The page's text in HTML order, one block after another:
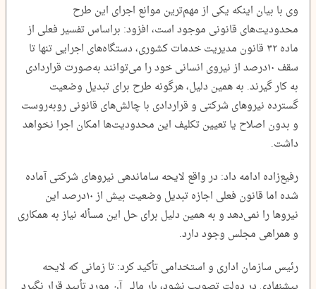
وی با بیان اینکه یکی از مهم‌ترین موانع اجرای این طرح
محدودیت‌های قانونی موجود است، افزود: براساس تفسیر فعلی از
ماده ۳۲ قانون مدیریت خدمات کشوری، دستگاه‌های اجرایی تنها تا
سقف ۱۰درصد از نیروی انسانی خود را می‌توانند به‌صورت قراردادی
به کار گیرند. به همین دلیل، هرگونه طرح برای تبدیل وضعیت
گسترده نیروهای شرکتی و قراردادی با چالش‌های قانونی روبه‌روست
و بدون اصلاح یا تعیین تکلیف این محدودیت‌ها امکان اجرا نخواهد
داشت.
رفیع‌زاده ادامه داد: در واقع لایحه ساماندهی نیروهای شرکتی آماده
شده اما قانون فعلی اجازه تبدیل وضعیت بیش از ۱۰درصد این
نیروها را نمی‌دهد و به همین دلیل برای حل این مسأله نیاز به همکاری
و همراهی مجلس وجود دارد.
رئیس سازمان اداری و استخدامی تأکید کرد: تا زمانی که لایحه